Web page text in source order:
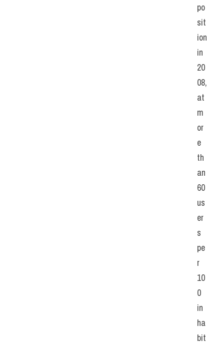
po
sit
ion
in
20
08,
at
m
or
e
th
an
60
us
er
s
pe
r
10
0
in
ha
bit